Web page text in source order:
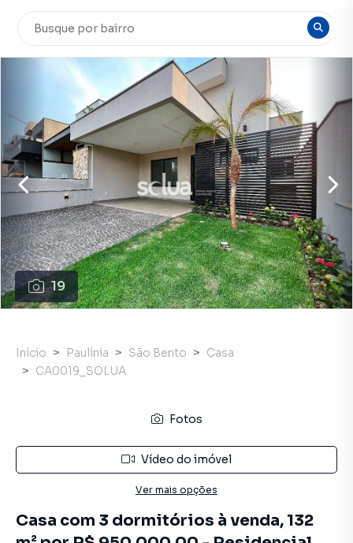
19
Início Paulínia São Bento
Casa
CA0019_SOLUA
Fotos
Vídeo do imóvel
Ver mais opções
Casa com 3 dormitórios à venda, 132